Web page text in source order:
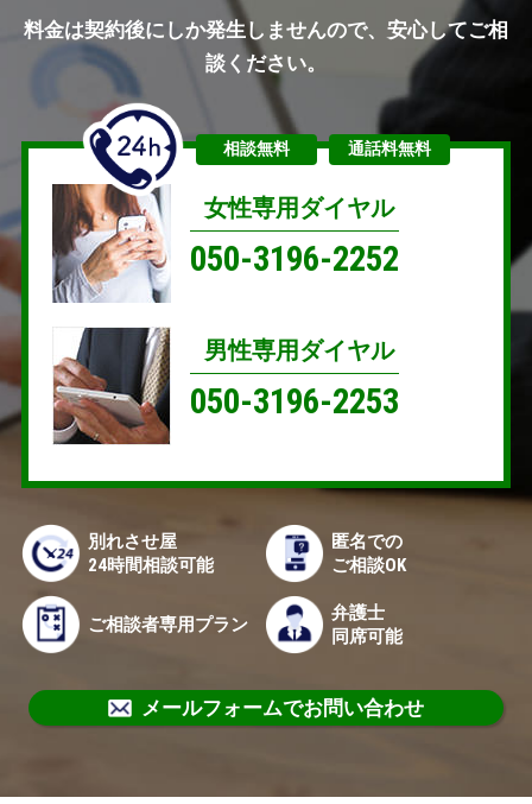
料金は契約後にしか発生しませんので、安心してご相
談ください。
相談無料 通話料無料
女性専用ダイヤル
050-3196-2252
男性専用ダイヤル
050-3196-2253
別れさせ屋
24時間相談可能
匿名での
ご相談OK
ご相談者専用プラン
弁護士
同席可能
メールフォームでお問い合わせ